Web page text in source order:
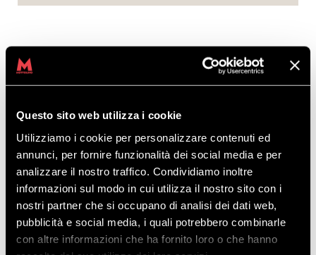
Questo sito web utilizza i cookie
Utilizziamo i cookie per personalizzare contenuti ed
annunci, per fornire funzionalità dei social media e per
analizzare il nostro traffico. Condividiamo inoltre
informazioni sul modo in cui utilizza il nostro sito con i
nostri partner che si occupano di analisi dei dati web,
pubblicità e social media, i quali potrebbero combinarle
con altre informazioni che ha fornito loro o che hanno
SKILEHRER
Die Ski- und Snowboardlehrer in Livigno
verkörpern Professionalität und
Begeisterung.
Mit ihnen können Sie die Grundlagen des Skifahrens
erlernen und Ihre Technik perfektionieren – doch